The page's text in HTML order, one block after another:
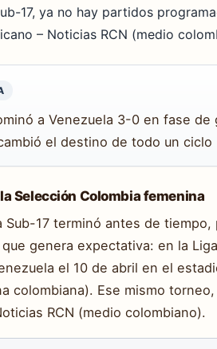
17, ya no hay partidos
– Noticias RCN (medio
a Venezuela 3-0 en fase
el destino de todo un ciclo
Selección Colombia femenina
Sub-17 terminó antes de
genera expectativa: en la
el 10 de abril en el
colombiana). Ese mismo
RCN (medio colombiano).